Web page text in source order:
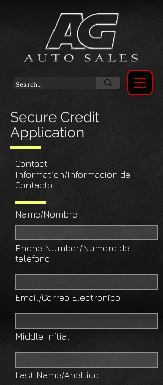
Secure Credit
Application
Contact
Information/Informacion de
Contacto
Name/Nombre
Phone Number/Numero de
telefono
Email/Correo Electronico
Middle Initial
Last Name/Apellido